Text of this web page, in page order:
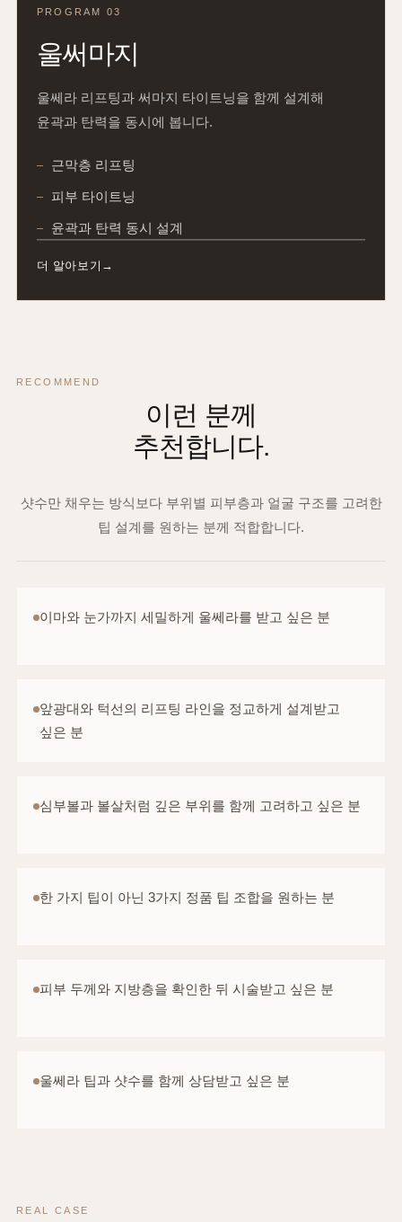
PROGRAM 03
울써마지
울쎄라 리프팅과 써마지 타이트닝을 함께 설계해
윤곽과 탄력을 동시에 봅니다.
근막층 리프팅
피부 타이트닝
윤곽과 탄력 동시 설계
더 알아보기
RECOMMEND
이런 분께
추천합니다.
샷수만 채우는 방식보다 부위별 피부층과 얼굴 구조를 고려한
팁 설계를 원하는 분께 적합합니다.
이마와 눈가까지 세밀하게 울쎄라를 받고 싶은 분
앞광대와 턱선의 리프팅 라인을 정교하게 설계받고
싶은 분
심부볼과 볼살처럼 깊은 부위를 함께 고려하고 싶은 분
한 가지 팁이 아닌 3가지 정품 팁 조합을 원하는 분
피부 두께와 지방층을 확인한 뒤 시술받고 싶은 분
울쎄라 팁과 샷수를 함께 상담받고 싶은 분
REAL CASE